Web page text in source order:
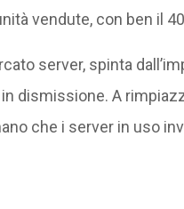
vendute, con ben il
server, spinta
dismissione. A
che i server in uso